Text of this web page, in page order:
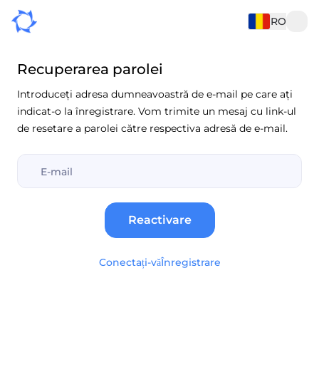
RO
Recuperarea parolei
Introduceți adresa dumneavoastră de e-mail pe care ați
indicat-o la înregistrare. Vom trimite un mesaj cu link-ul
de resetare a parolei către respectiva adresă de e-mail.
Reactivare
Conectați-văÎnregistrare